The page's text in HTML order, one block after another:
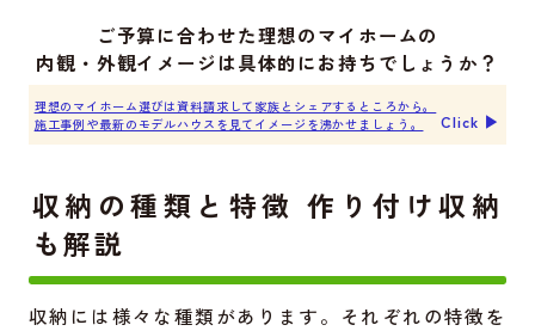
ご予算に合わせた理想のマイホームの
内観・外観イメージは具体的にお持ちでしょうか？
理想のマイホーム選びは資料請求して家族とシェアするところから。
施工事例や最新のモデルハウスを見てイメージを沸かせましょう。
Click ▶︎
収納の種類と特徴 作り付け収納
も解説
収納には様々な種類があります。それぞれの特徴を